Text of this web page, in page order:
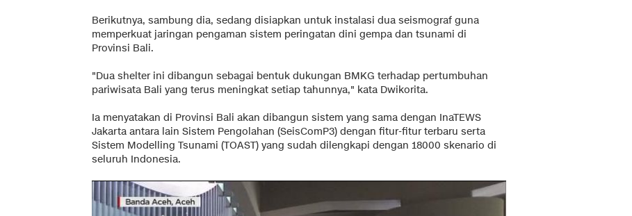
Berikutnya, sambung dia, sedang disiapkan untuk instalasi dua seismograf guna
memperkuat jaringan pengaman sistem peringatan dini gempa dan tsunami di
Provinsi Bali.
"Dua shelter ini dibangun sebagai bentuk dukungan BMKG terhadap pertumbuhan
pariwisata Bali yang terus meningkat setiap tahunnya," kata Dwikorita.
Ia menyatakan di Provinsi Bali akan dibangun sistem yang sama dengan InaTEWS
Jakarta antara lain Sistem Pengolahan (SeisComP3) dengan fitur-fitur terbaru serta
Sistem Modelling Tsunami (TOAST) yang sudah dilengkapi dengan 18000 skenario di
seluruh Indonesia.